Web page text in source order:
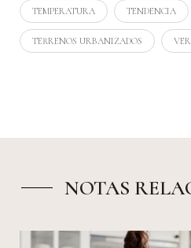
TEMPERATURA TENDENCIA
TERRENOS URBANIZADOS
NOTAS